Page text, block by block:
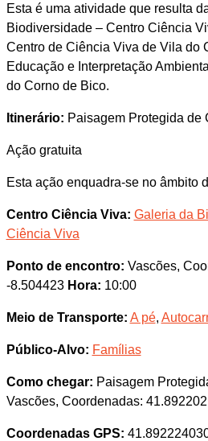
Esta é uma atividade que resulta
Biodiversidade – Centro Ciência
Centro de Ciência Viva de Vila do
Educação e Interpretação
do Corno de Bico.
Itinerário: Paisagem Protegida de
Ação gratuita
Esta ação enquadra-se no âmbito
Centro Ciência Viva: Galeria da
Ciência Viva
Ponto de encontro: Vascões,
-8.504423 Hora: 10:00
Meio de Transporte: A pé,
Público-Alvo: Famílias
Como chegar: Paisagem
Vascões, Coordenadas:
Coordenadas GPS: